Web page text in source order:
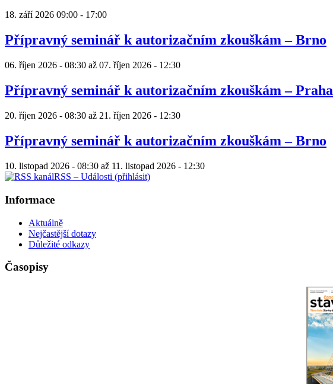
18. září 2026 09:00 - 17:00
Přípravný seminář k autorizačním zkouškám – Brno
06. říjen 2026 - 08:30 až 07. říjen 2026 - 12:30
Přípravný seminář k autorizačním zkouškám – Praha
20. říjen 2026 - 08:30 až 21. říjen 2026 - 12:30
Přípravný seminář k autorizačním zkouškám – Brno
10. listopad 2026 - 08:30 až 11. listopad 2026 - 12:30
RSS – Události (přihlásit)
Informace
Aktuálně
Nejčastější dotazy
Důležité odkazy
Časopisy